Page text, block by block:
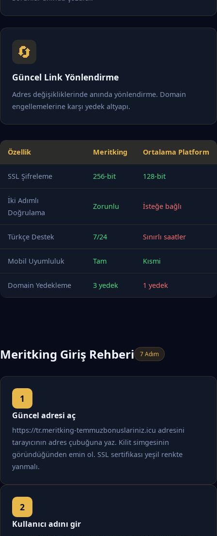
🔄
Güncel Link Yönlendirme
Adres değişikliklerinde anında yönlendirme. Domain
engellemelerine karşı yedek altyapı.
Özellik Meritking Ortalama Platform
SSL Şifreleme 256-bit 128-bit
İki Adımlı
Doğrulama
Zorunlu İsteğe bağlı
Türkçe Destek 7/24 Sınırlı saatler
Mobil Uyumluluk Tam Kısmi
Domain Yedekleme 3 yedek 1 yedek
Meritking Giriş Rehberi 7 Adım
Güncel adresi aç
https://tr.meritking-temmuzbonuslariniz.icu adresini
tarayıcının adres çubuğuna yaz. Kilit simgesinin
göründüğünden emin ol. SSL sertifikası yeşil renkte
yanmalı.
Kullanıcı adını gir